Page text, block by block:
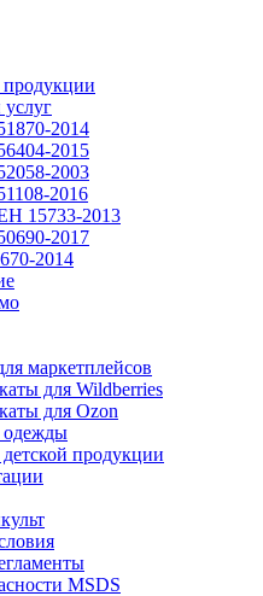
2014
2015
2003
2016
15733-2013
2017
2014
маркетплейсов
для Wildberries
для Ozon
одежды
продукции
MSDS